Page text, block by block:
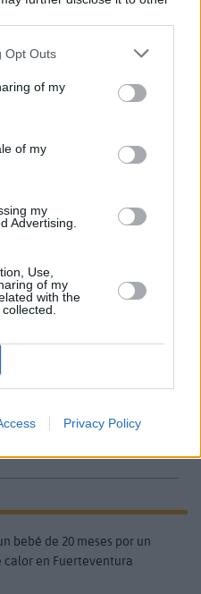
Opt Outs
of my
of my
my
Advertising.
Use,
of my
with the
Privacy Policy
tiempo ha señalado
funcionan de forma
que el caso se
que se necesita "con
las derivaciones para
centros pues la red está
de año y medio, con
tener no más de 20
casi 400. "Necesitamos
y las comunidades
bebé de 20 meses por un
calor en Fuerteventura